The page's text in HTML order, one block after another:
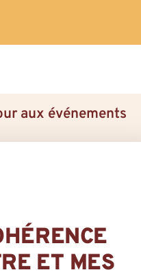
aux événements
ET MES